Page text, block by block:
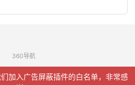
360导航
信聚合 网站地图
加入广告屏蔽插件的白名单，非常感